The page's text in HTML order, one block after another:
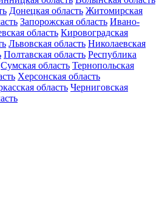
Донецкая область Житомирская
Запорожская область Ивано-
область Кировоградская
Львовская область Николаевская
Полтавская область Республика
Сумская область Тернопольская
Херсонская область
область Черниговская